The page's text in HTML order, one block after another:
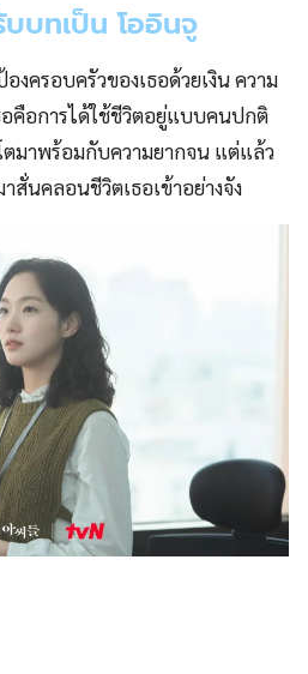
บทเป็น โออินจู
งครอบครัวของเธอด้วยเงิน ความ
อคือการได้ใช้ชีวิตอยู่แบบคนปกติ
ตมาพร้อมกับความยากจน แต่แล้ว
สั่นคลอนชีวิตเธอเข้าอย่างจัง